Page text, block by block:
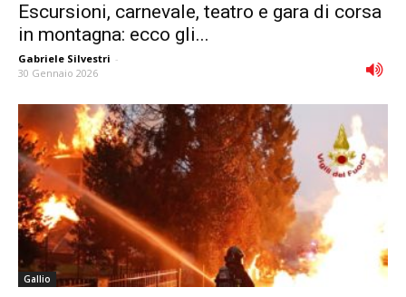
Escursioni, carnevale, teatro e gara di corsa
in montagna: ecco gli...
Gabriele Silvestri -
30 Gennaio 2026
Gallio